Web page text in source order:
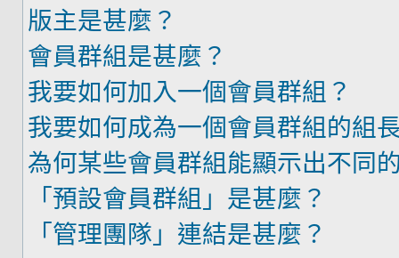
版主是甚麼？
會員群組是甚麼？
我要如何加入一個會員群組？
我要如何成為一個會員群組的組
為何某些會員群組能顯示出不同
「預設會員群組」是甚麼？
「管理團隊」連結是甚麼？